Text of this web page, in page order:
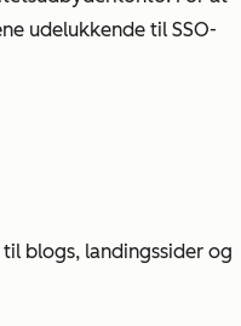
udelukkende til SSO-
blogs, landingssider og